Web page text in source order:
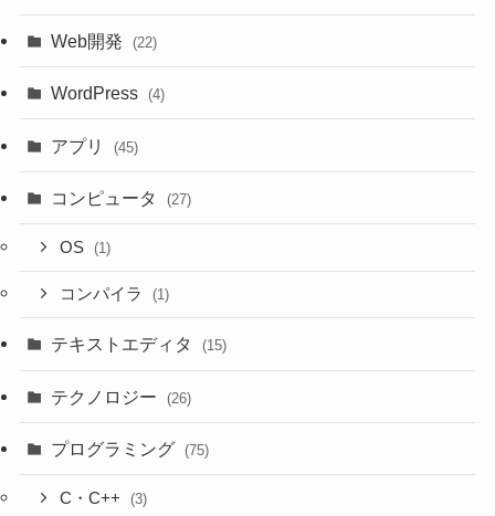
Web開発 (22)
WordPress (4)
アプリ (45)
コンピュータ (27)
OS (1)
コンパイラ (1)
テキストエディタ (15)
テクノロジー (26)
プログラミング (75)
C・C++ (3)